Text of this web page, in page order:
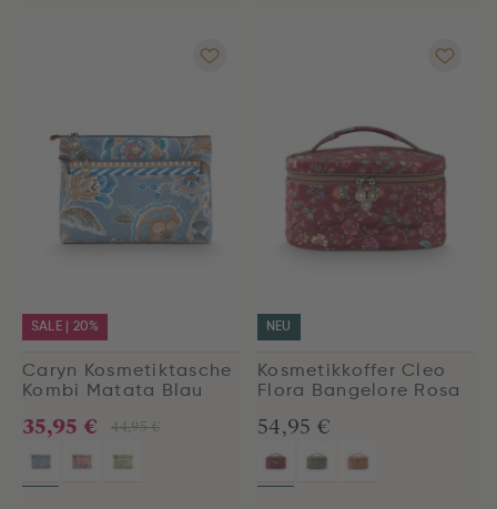
SALE | 20%
Caryn Kosmetiktasche
Kombi Matata Blau
44,95 €
35,95 €
NEU
Kosmetikkoffer Cleo
Flora Bangelore Rosa
54,95 €